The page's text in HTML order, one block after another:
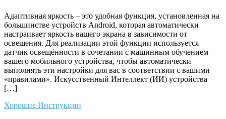
Адаптивная яркость – это удобная функция, установленная на
большинстве устройств Android, которая автоматически
настраивает яркость вашего экрана в зависимости от
освещения. Для реализации этой функции используется
датчик освещённости в сочетании с машинным обучением
вашего мобильного устройства, чтобы автоматически
выполнять эти настройки для вас в соответствии с вашими
«правилами». Искусственный Интеллект (ИИ) устройства
[…]
Хорошие Инструкции